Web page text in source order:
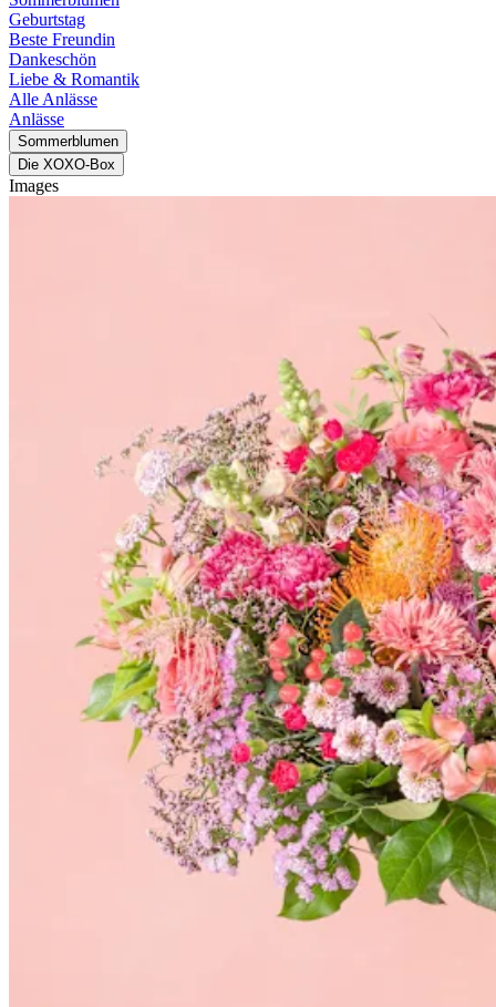
Geburtstag
Beste Freundin
Dankeschön
Liebe & Romantik
Alle Anlässe
Anlässe
Sommerblumen
Die XOXO-Box
Images